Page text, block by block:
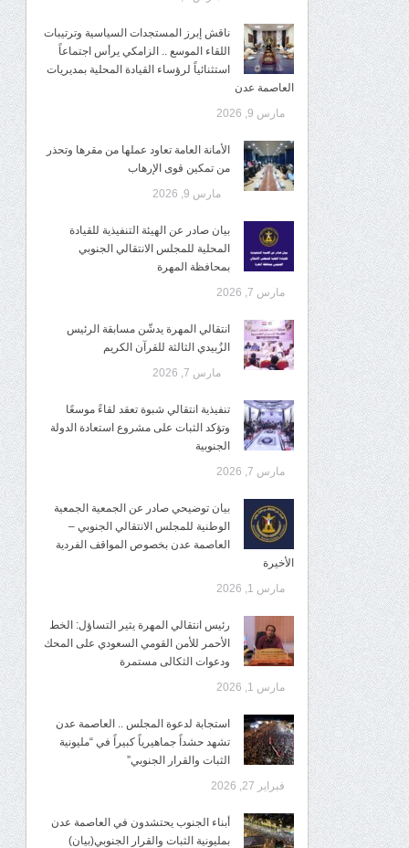
ناقش إبرز المستجدات السياسية وترتيبات
اللقاء الموسع .. الزامكي يرأس اجتماعاً
استثنائياً لرؤساء القيادة المحلية بمديريات
العاصمة عدن
مارس 9, 2026
الأمانة العامة تعاود عملها من مقرها وتحذر
من تمكين قوى الإرهاب
مارس 9, 2026
بيان صادر عن الهيئة التنفيذية للقيادة
المحلية للمجلس الانتقالي الجنوبي
بمحافظة المهرة
مارس 7, 2026
انتقالي المهرة يدشّن مسابقة الرئيس
الزُبيدي الثالثة للقرآن الكريم
مارس 7, 2026
تنفيذية انتقالي شبوة تعقد لقاءً موسعًا
وتؤكد الثبات على مشروع استعادة الدولة
الجنوبية
مارس 7, 2026
بيان توضيحي صادر عن الجمعية الجمعية
الوطنية للمجلس الانتقالي الجنوبي –
العاصمة عدن بخصوص المواقف الفردية
الأخيرة
مارس 1, 2026
رئيس انتقالي المهرة يثير التساؤل: الخط
الأحمر للأمن القومي السعودي على المحك
ودعوات الثكالى مستمرة
مارس 1, 2026
استجابة لدعوة المجلس .. العاصمة عدن
تشهد حشداً جماهيرياً كبيراً في “مليونية
الثبات والقرار الجنوبي”
فبراير 27, 2026
أبناء الجنوب يحتشدون في العاصمة عدن
بمليونية الثبات والقرار الجنوبي(بيان)